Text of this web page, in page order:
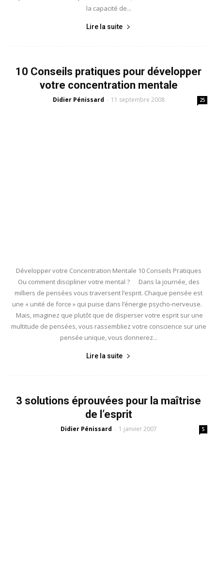
la capacité de...
Lire la suite
10 Conseils pratiques pour développer
votre concentration mentale
Didier Pénissard - 11 septembre 2008 25
Développer votre Concentration Mentale 10 Conseils Pratiques
Ou comment discipliner votre mental ? Dans la journée, des
milliers de pensées vous traversent l’esprit. Chaque pensée est
une « unité de force » qui puise dans l’énergie psycho-nerveuse.
Mais, imaginez que plutôt que de disperser votre esprit sur une
multitude de pensées, vous rassembliez votre conscience sur une
pensée unique, vous donnerez...
Lire la suite
3 solutions éprouvées pour la maîtrise
de l’esprit
Didier Pénissard - 1 janvier 2007 5